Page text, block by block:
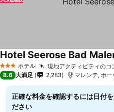
3 ホテルのランク
ホテル 現地アクティビティのコ
Hotel Seerose Bad
8.6 大満足 2,283 マレンテ, ホ
正確な料金を確認するには日付
ださい